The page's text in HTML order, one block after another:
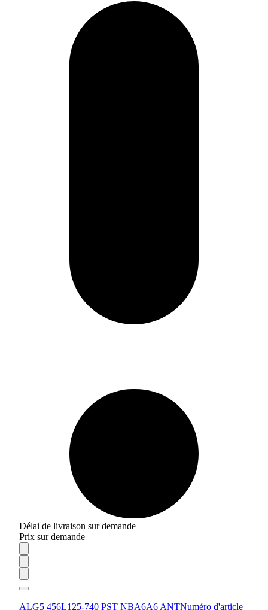
Délai de livraison sur demande
Prix sur demande
ALG5 456L125-740 PST NBA6A6 ANTNuméro d'article